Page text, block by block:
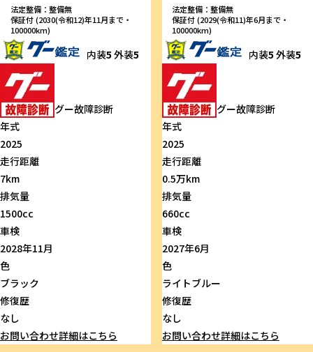
法定整備：整備無
保証付 (2030(令和12)年11月まで・
100000km)
内装5 外装5
グー故障診断
年式
2025
走行距離
7km
排気量
1500cc
車検
2028年11月
色
ブラック
修復歴
なし
お問い合わせ詳細はこちら
法定整備：整備無
保証付 (2029(令和11)年6月まで・
100000km)
内装5 外装5
グー故障診断
年式
2025
走行距離
0.5万km
排気量
660cc
車検
2027年6月
色
ライトブルー
修復歴
なし
お問い合わせ詳細はこちら